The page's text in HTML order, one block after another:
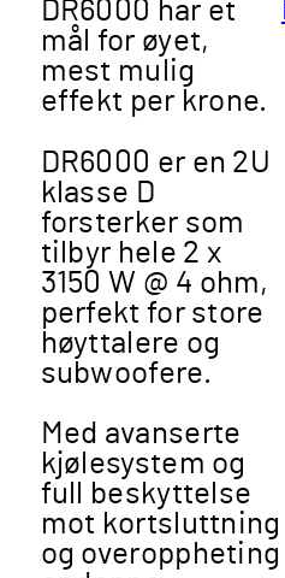
DR6000 har et
mål for øyet,
mest mulig
effekt per krone.
DR6000 er en 2U
klasse D
forsterker som
tilbyr hele 2 x
3150 W @ 4 ohm,
perfekt for store
høyttalere og
subwoofere.
Med avanserte
kjølesystem og
full beskyttelse
mot kortsluttning
og overoppheting